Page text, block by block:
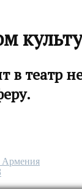
в театр
Армения